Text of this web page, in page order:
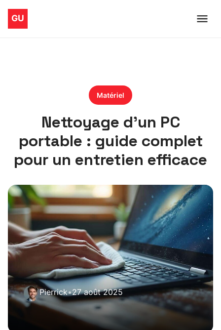
Matériel
Nettoyage d’un PC
portable : guide complet
pour un entretien efficace
Pierrick•27 août 2025